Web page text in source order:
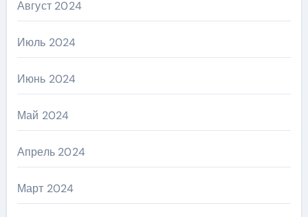
Август 2024
Июль 2024
Июнь 2024
Май 2024
Апрель 2024
Март 2024